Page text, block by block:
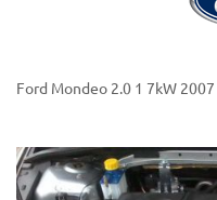
Ford Mondeo 2.0 1 7kW 2007